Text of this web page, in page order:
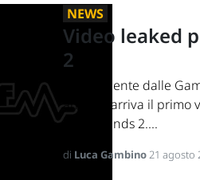
NEWS
Video leaked
2
Direttamente dalle
andata, arriva il primo
Borderlands 2....
di Luca Gambino21 agosto